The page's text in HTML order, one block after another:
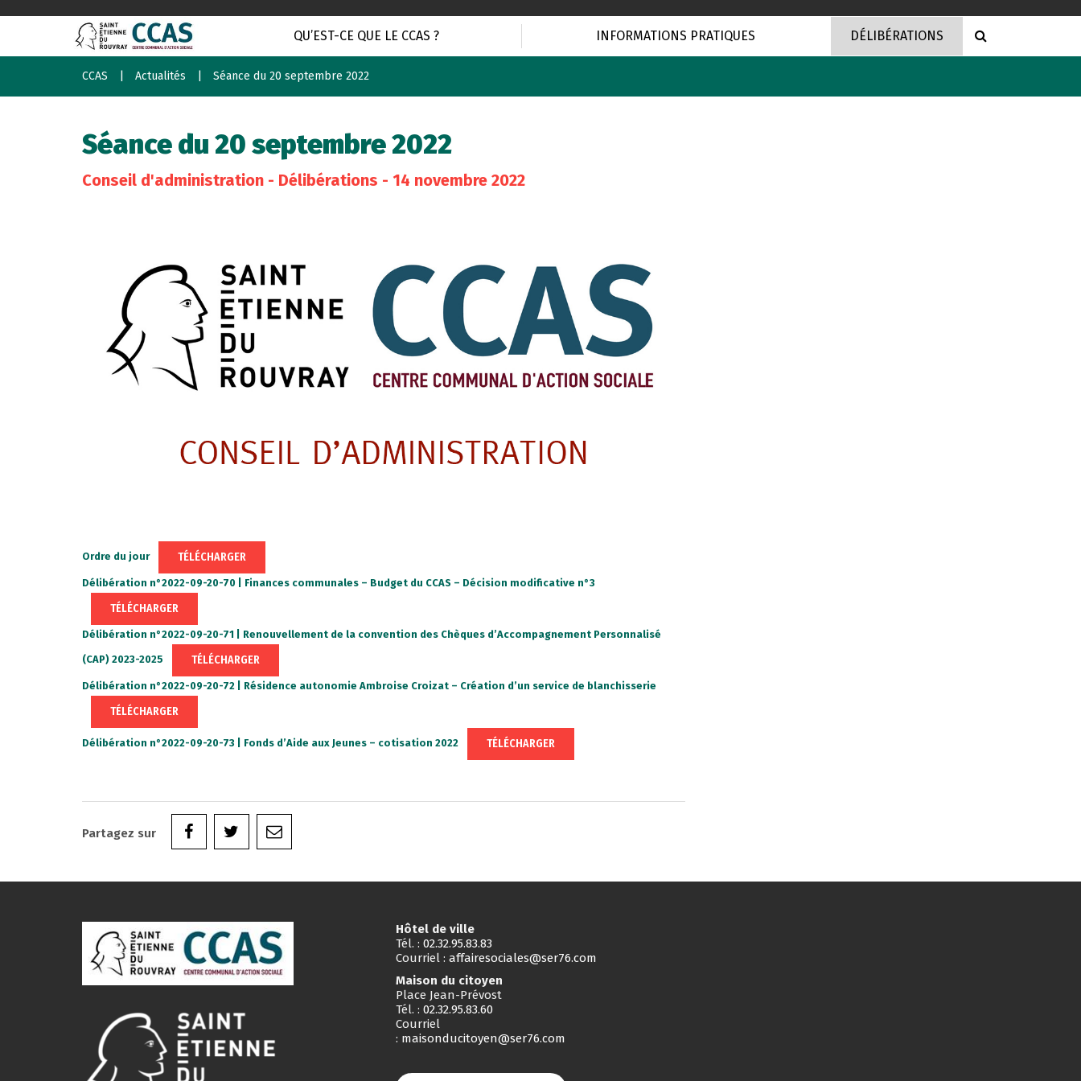
QU’EST-CE QUE LE CCAS ? INFORMATIONS PRATIQUES DÉLIBÉRATIONS
CCAS Actualités Séance du 20 septembre 2022
Séance du 20 septembre 2022
Conseil d'administration - Délibérations - 14 novembre 2022
Ordre du jour TÉLÉCHARGER
Délibération n°2022-09-20-70 | Finances communales – Budget du CCAS – Décision modificative n°3
TÉLÉCHARGER
Délibération n°2022-09-20-71 | Renouvellement de la convention des Chèques d’Accompagnement Personnalisé
(CAP) 2023-2025 TÉLÉCHARGER
Délibération n°2022-09-20-72 | Résidence autonomie Ambroise Croizat – Création d’un service de blanchisserie
TÉLÉCHARGER
Délibération n°2022-09-20-73 | Fonds d’Aide aux Jeunes – cotisation 2022 TÉLÉCHARGER
Partagez sur
Hôtel de ville
Tél. : 02.32.95.83.83
Courriel : affairesociales@ser76.com
Maison du citoyen
Place Jean-Prévost
Tél. : 02.32.95.83.60
Courriel
: maisonducitoyen@ser76.com